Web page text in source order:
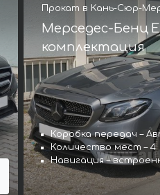
Прокат в Кань-Сюр-
Мерседес-Бенц
комплектация
Коробка передач –
Количество мест – 4
Навигация –